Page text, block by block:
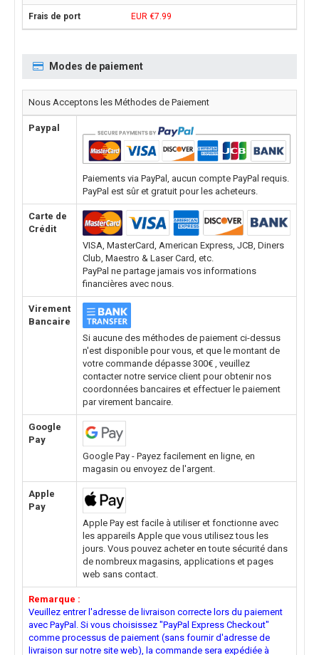
EUR €7.99
Modes de paiement
Nous Acceptons les Méthodes de Paiement
Paypal
Paiements via PayPal, aucun compte PayPal requis.
PayPal est sûr et gratuit pour les acheteurs.
Carte de
Crédit
VISA, MasterCard, American Express, JCB, Diners
Club, Maestro & Laser Card, etc.
PayPal ne partage jamais vos informations
financières avec nous.
Virement
Bancaire
Si aucune des méthodes de paiement ci-dessus
n'est disponible pour vous, et que le montant de
votre commande dépasse 300€ , veuillez
contacter notre service client pour obtenir nos
coordonnées bancaires et effectuer le paiement
par virement bancaire.
Google
Pay
Google Pay - Payez facilement en ligne, en
magasin ou envoyez de l'argent.
Apple
Pay
Apple Pay est facile à utiliser et fonctionne avec
les appareils Apple que vous utilisez tous les
jours. Vous pouvez acheter en toute sécurité dans
de nombreux magasins, applications et pages
web sans contact.
Remarque :
Veuillez entrer l'adresse de livraison correcte lors du paiement
avec PayPal. Si vous choisissez "PayPal Express Checkout"
comme processus de paiement (sans fournir d'adresse de
livraison sur notre site web), la commande sera expédiée à